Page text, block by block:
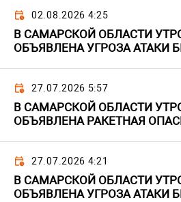
02.08.2026 4:25
В САМАРСКОЙ ОБЛАСТИ
ОБЪЯВЛЕНА УГРОЗА АТАКИ
27.07.2026 5:57
В САМАРСКОЙ ОБЛАСТИ
ОБЪЯВЛЕНА РАКЕТНАЯ
27.07.2026 4:21
В САМАРСКОЙ ОБЛАСТИ
ОБЪЯВЛЕНА УГРОЗА АТАКИ